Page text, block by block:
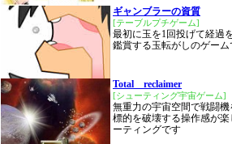
ギャンブラーの資質
[テーブルプチゲーム]
最初に玉を1回投げて経過
鑑賞する玉転がしのゲーム
Total reclaimer
[シューティング宇宙ゲーム]
無重力の宇宙空間で戦闘機
標的を破壊する操作感が楽
ーティングです